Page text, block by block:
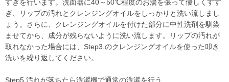
すぎを行います。洗面器に40～50℃程度のお湯を張って優しくすす
ぎ、リップの汚れとクレンジングオイルをしっかりと洗い流しまし
ょう。さらに、クレンジングオイルを付けた部分に中性洗剤を馴染
ませてから、成分が残らないように洗い流します。リップの汚れが
取れなかった場合には、Step3.のクレンジングオイルを使った叩き
洗いを繰り返してください。
Step5.汚れが落ちたら洗濯機で通常の洗濯を行う